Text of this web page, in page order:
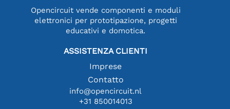
Opencircuit vende componenti e moduli
elettronici per prototipazione, progetti
educativi e domotica.
ASSISTENZA CLIENTI
Imprese
Contatto
info@opencircuit.nl
+31 850014013